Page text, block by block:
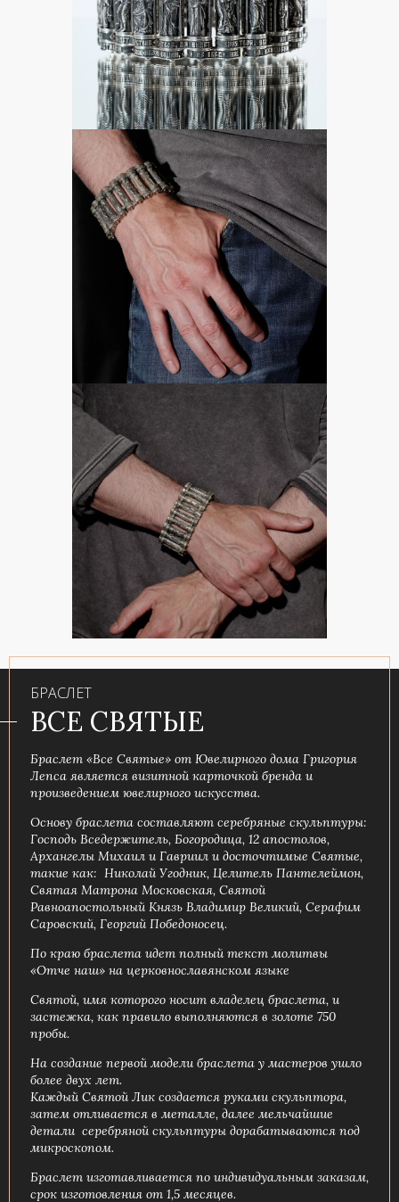
БРАСЛЕТ
ВСЕ СВЯТЫЕ
Браслет «Все Святые» от Ювелирного дома Григория
Лепса является визитной карточкой бренда и
произведением ювелирного искусства.
Основу браслета составляют серебряные скульптуры:
Господь Вседержитель, Богородица, 12 апостолов,
Архангелы Михаил и Гавриил и досточтимые Святые,
такие как: Николай Угодник, Целитель Пантелеймон,
Святая Матрона Московская, Святой
Равноапостольный Князь Владимир Великий, Серафим
Саровский, Георгий Победоносец.
По краю браслета идет полный текст молитвы
«Отче наш» на церковнославянском языке
Святой, имя которого носит владелец браслета, и
застежка, как правило выполняются в золоте 750
пробы.
На создание первой модели браслета у мастеров ушло
более двух лет.
Каждый Святой Лик создается руками скульптора,
затем отливается в металле, далее мельчайшие
детали серебряной скульптуры дорабатываются под
микроскопом.
Браслет изготавливается по индивидуальным заказам,
срок изготовления от 1,5 месяцев.